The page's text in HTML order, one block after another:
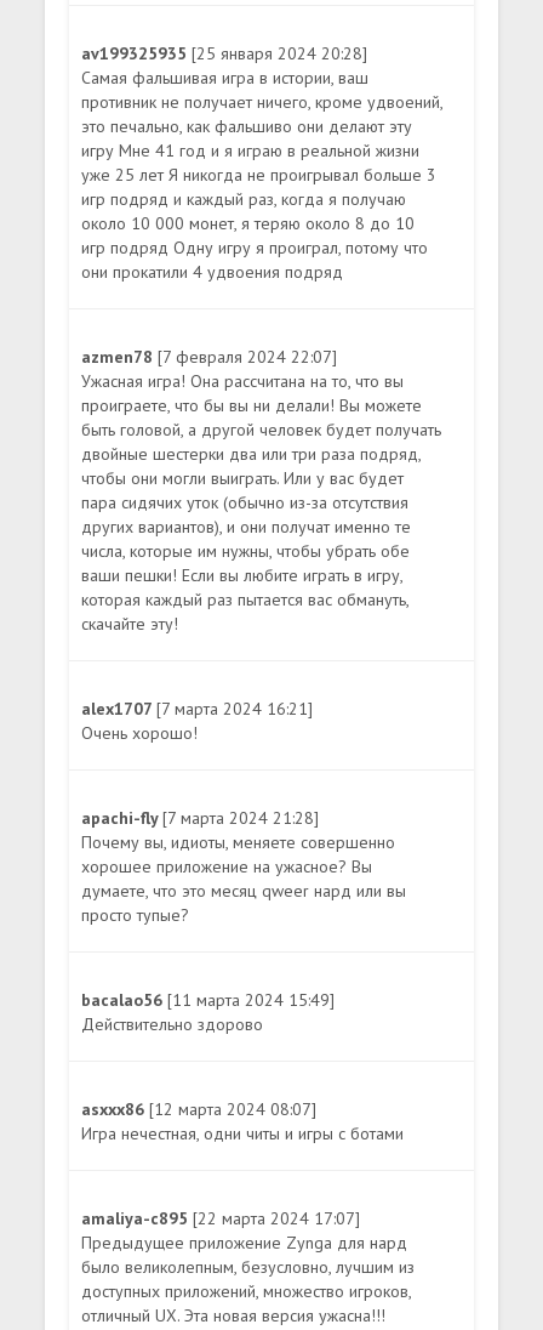
av199325935[25 января 2024 20:28]
Самая фальшивая игра в истории, ваш
противник не получает ничего, кроме удвоений,
это печально, как фальшиво они делают эту
игру Мне 41 год и я играю в реальной жизни
уже 25 лет Я никогда не проигрывал больше 3
игр подряд и каждый раз, когда я получаю
около 10 000 монет, я теряю около 8 до 10
игр подряд Одну игру я проиграл, потому что
они прокатили 4 удвоения подряд
azmen78[7 февраля 2024 22:07]
Ужасная игра! Она рассчитана на то, что вы
проиграете, что бы вы ни делали! Вы можете
быть головой, а другой человек будет получать
двойные шестерки два или три раза подряд,
чтобы они могли выиграть. Или у вас будет
пара сидячих уток (обычно из-за отсутствия
других вариантов), и они получат именно те
числа, которые им нужны, чтобы убрать обе
ваши пешки! Если вы любите играть в игру,
которая каждый раз пытается вас обмануть,
скачайте эту!
alex1707[7 марта 2024 16:21]
Очень хорошо!
apachi-fly[7 марта 2024 21:28]
Почему вы, идиоты, меняете совершенно
хорошее приложение на ужасное? Вы
думаете, что это месяц qweer нард или вы
просто тупые?
bacalao56[11 марта 2024 15:49]
Действительно здорово
asxxx86[12 марта 2024 08:07]
Игра нечестная, одни читы и игры с ботами
amaliya-c895[22 марта 2024 17:07]
Предыдущее приложение Zynga для нард
было великолепным, безусловно, лучшим из
доступных приложений, множество игроков,
отличный UX. Эта новая версия ужасна!!!